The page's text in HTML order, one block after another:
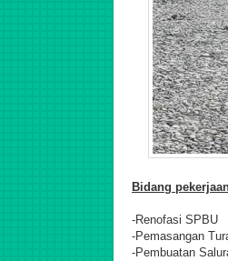
Bidang
-Renofasi SPBU
-Pemasangan
-Pembuatan